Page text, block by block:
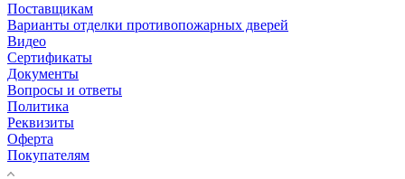
Поставщикам
Варианты отделки противопожарных дверей
Видео
Сертификаты
Документы
Вопросы и ответы
Политика
Реквизиты
Оферта
Покупателям